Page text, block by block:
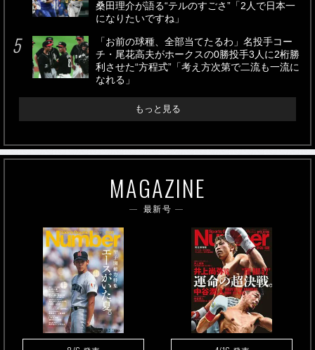
桑田理介が語る“テルのすごさ”「2人で日本一
になりたいですね」
「お前の球種、全部当てたるわ」名投手コー
チ・尾花高夫がホークスの0勝投手3人に2桁勝
利させた“方程式”「考え方次第で二流も一流に
なれる」
もっと見る
MAGAZINE
最新号